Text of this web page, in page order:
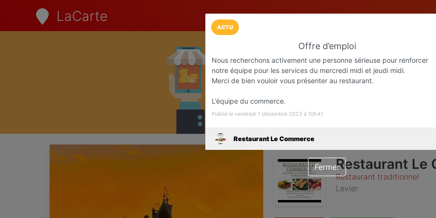
LaCarte
Installez l'App LaCarte
Téléchargez gratuitement l'app LaCarte
commerces favoris et ne rien rater !
Télécharger
Restaurant Le
Restaurant traditionnel
Levier
ACTU
Offre d’emploi
Nous recherchons activement une personne sérieuse pour renforcer
notre équipe pour les services du mercredi midi et jeudi midi.
Merci de bien vouloir vous présenter au restaurant.
L’équipe du commerce.
Publié le vendredi 1 décembre 2023 à 10h41
Restaurant Le Commerce
Fermer